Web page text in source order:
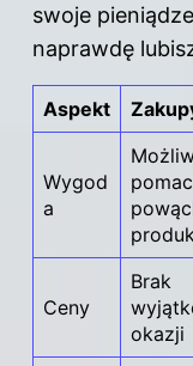
swoje
naprawdę
Aspekt
Wygod
a
Ceny
Brak
okazji